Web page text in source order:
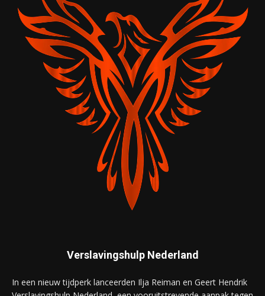
Verslavingshulp Nederland
In een nieuw tijdperk lanceerden Ilja Reiman en Geert Hendrik